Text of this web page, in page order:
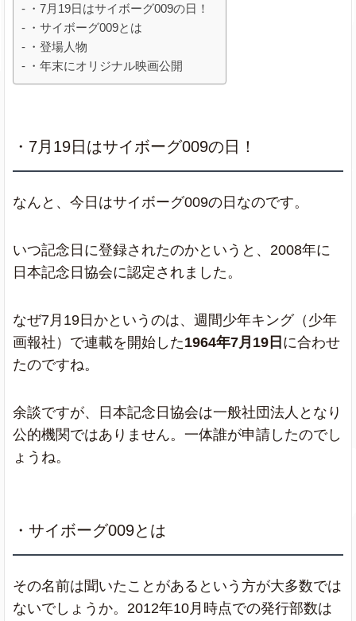
・7月19日はサイボーグ009の日！
・サイボーグ009とは
・登場人物
・年末にオリジナル映画公開
・7月19日はサイボーグ009の日！
なんと、今日はサイボーグ009の日なのです。
いつ記念日に登録されたのかというと、2008年に
日本記念日協会に認定されました。
なぜ7月19日かというのは、週間少年キング（少年
画報社）で連載を開始した1964年7月19日 に合わせ
たのですね。
余談ですが、日本記念日協会は一般社団法人となり
公的機関ではありません。一体誰が申請したのでし
ょうね。
・サイボーグ009とは
その名前は聞いたことがあるという方が大多数では
ないでしょうか。2012年10月時点での発行部数は